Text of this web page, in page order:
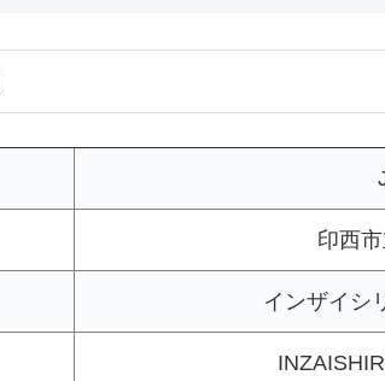
印西
インザイシ